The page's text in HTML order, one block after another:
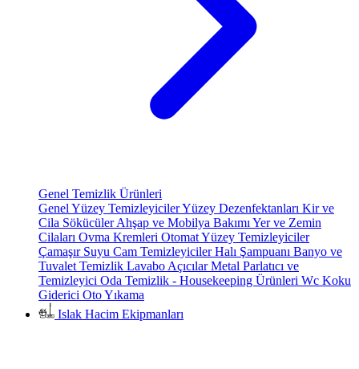
Genel Temizlik Ürünleri
Genel Yüzey TemizleyicilerYüzey Dezenfektanları Kir ve
Cila SökücülerAhşap ve Mobilya Bakımı Yer ve Zemin
Cilaları Ovma Kremleri Otomat Yüzey Temizleyiciler
Çamaşır Suyu Cam TemizleyicilerHalı Şampuanı Banyo ve
Tuvalet Temizlik Lavabo AçıcılarMetal Parlatıcı ve
Temizleyici Oda Temizlik - Housekeeping Ürünleri Wc Koku
Giderici Oto Yıkama
Islak Hacim Ekipmanları